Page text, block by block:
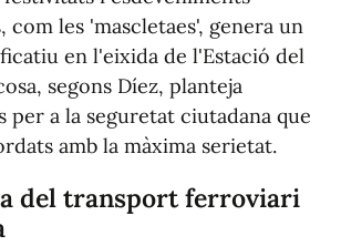
les 'mascletaes', genera un
en l'eixida de l'Estació del
segons Díez, planteja
per a la seguretat ciutadana que
amb la màxima serietat.
del transport ferroviari